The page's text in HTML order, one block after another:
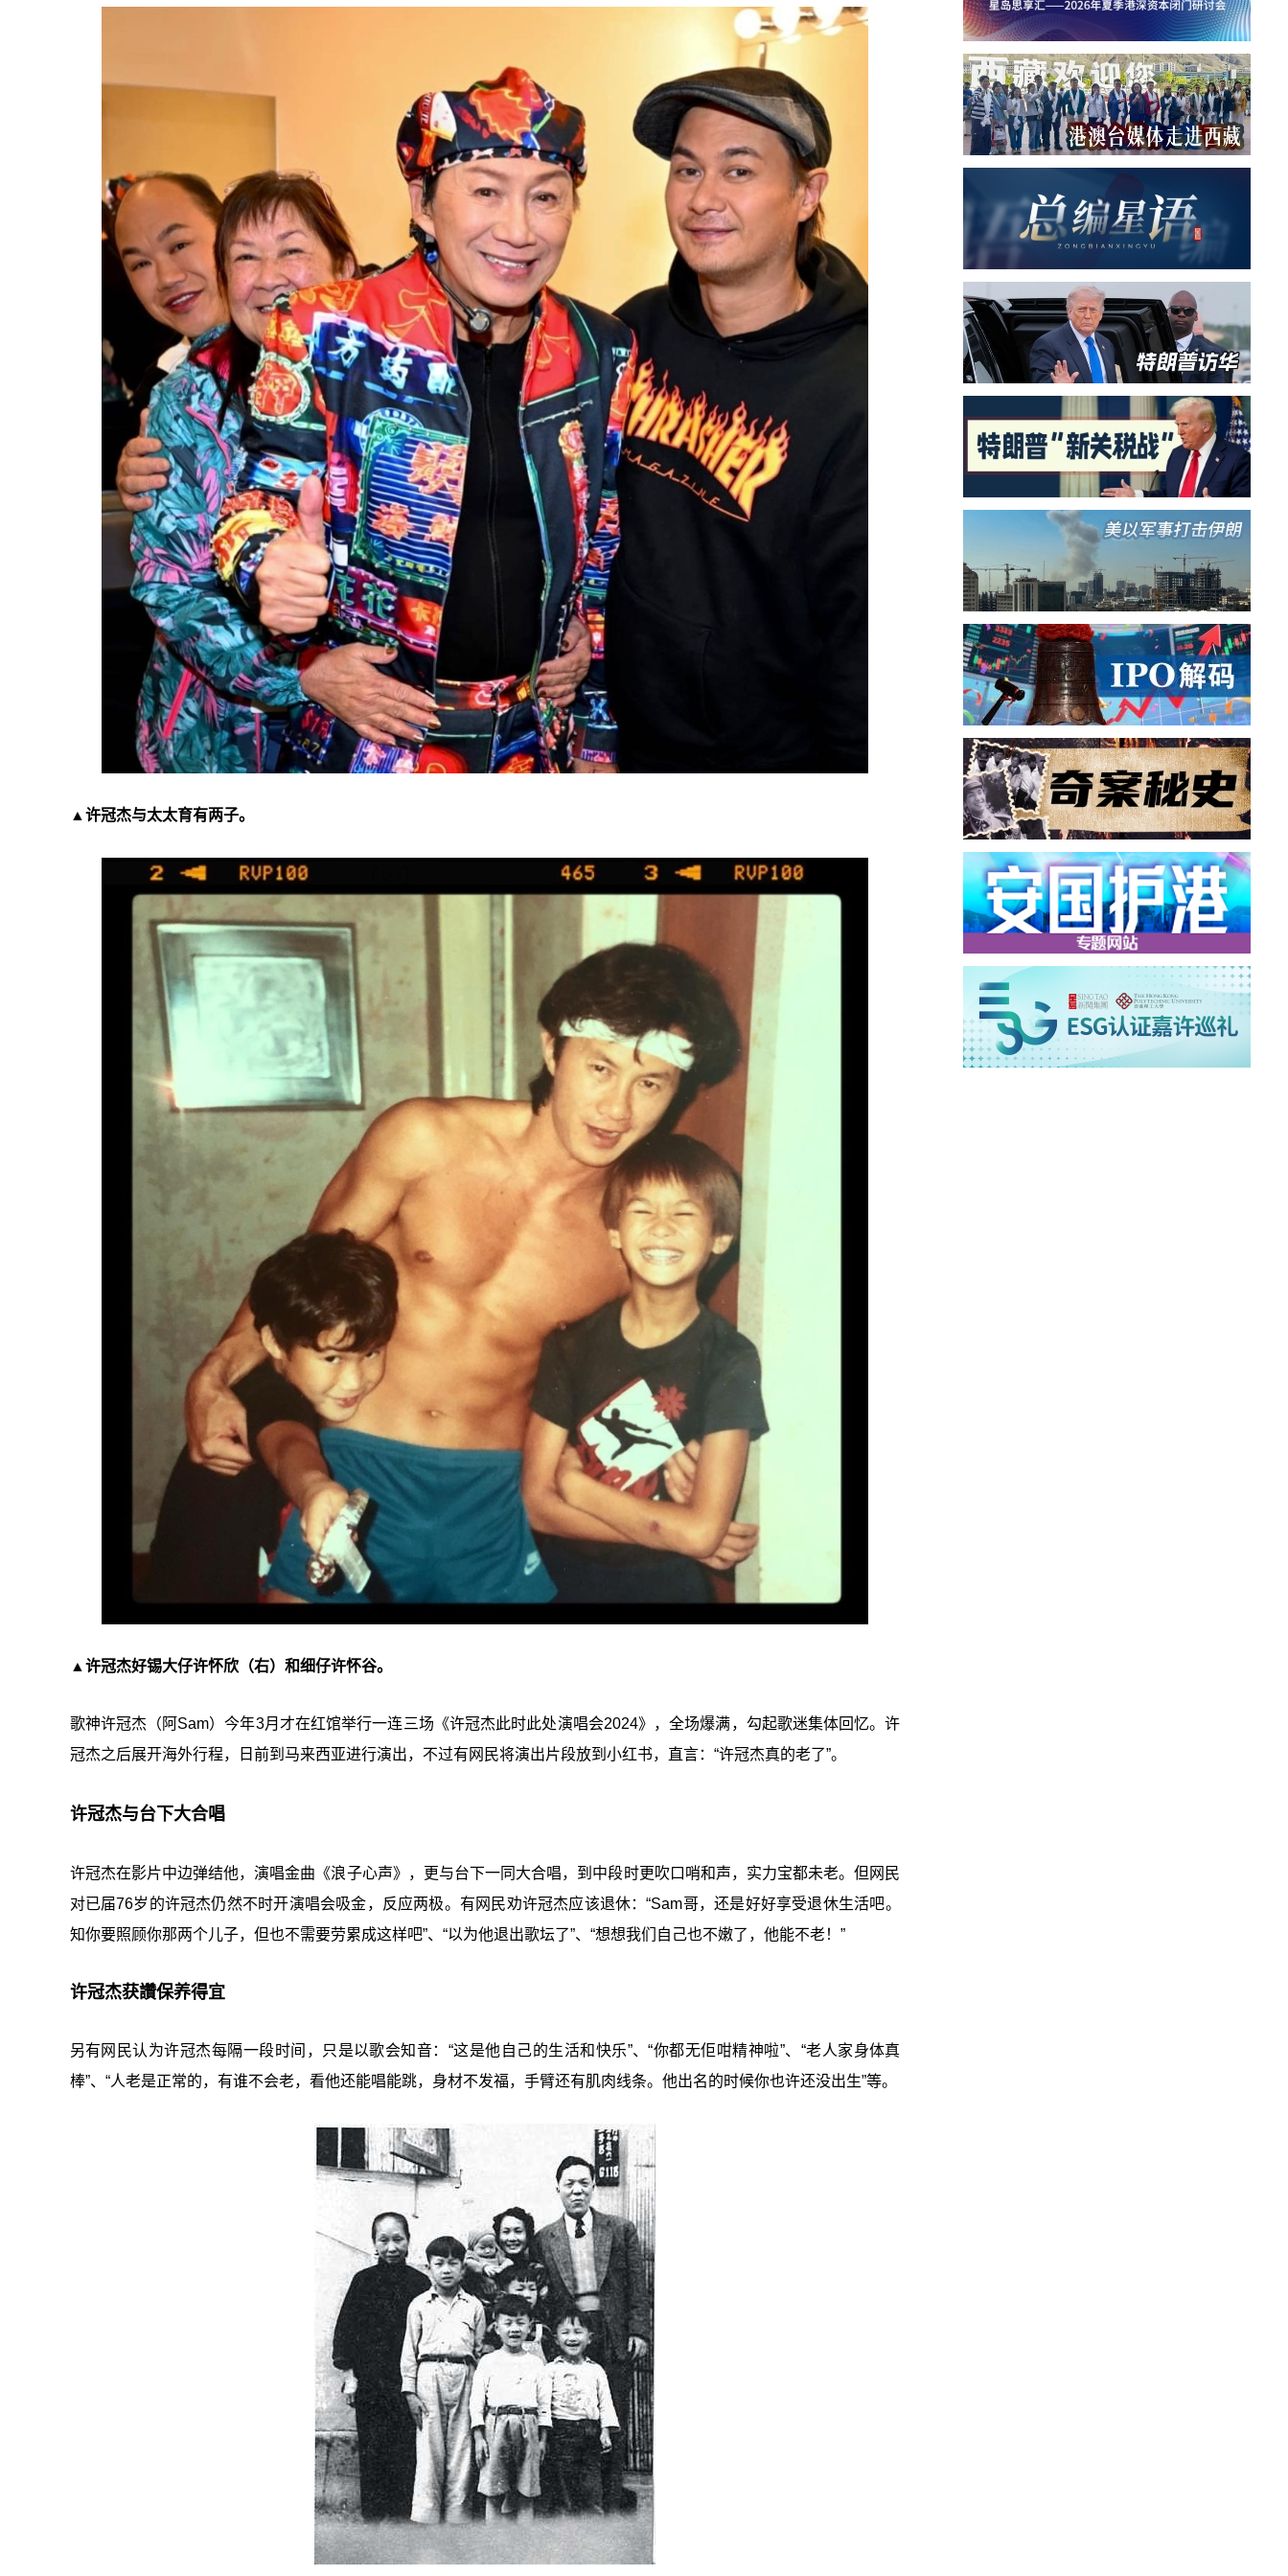
▲许冠杰与太太育有两子。
▲许冠杰好锡大仔许怀欣（右）和细仔许怀谷。
歌神许冠杰（阿Sam）今年3月才在红馆举行一连三场《许冠杰此时此处演唱会2024》，全场爆满，勾起歌迷集体回忆。许
冠杰之后展开海外行程，日前到马来西亚进行演出，不过有网民将演出片段放到小红书，直言：“许冠杰真的老了”。
许冠杰与台下大合唱
许冠杰在影片中边弹结他，演唱金曲《浪子心声》，更与台下一同大合唱，到中段时更吹口哨和声，实力宝都未老。但网民
对已届76岁的许冠杰仍然不时开演唱会吸金，反应两极。有网民劝许冠杰应该退休：“Sam哥，还是好好享受退休生活吧。
知你要照顾你那两个儿子，但也不需要劳累成这样吧”、“以为他退出歌坛了”、“想想我们自己也不嫩了，他能不老！”
许冠杰获讚保养得宜
另有网民认为许冠杰每隔一段时间，只是以歌会知音：“这是他自己的生活和快乐”、“你都无佢咁精神啦”、“老人家身体真
棒”、“人老是正常的，有谁不会老，看他还能唱能跳，身材不发福，手臂还有肌肉线条。他出名的时候你也许还没出生”等。